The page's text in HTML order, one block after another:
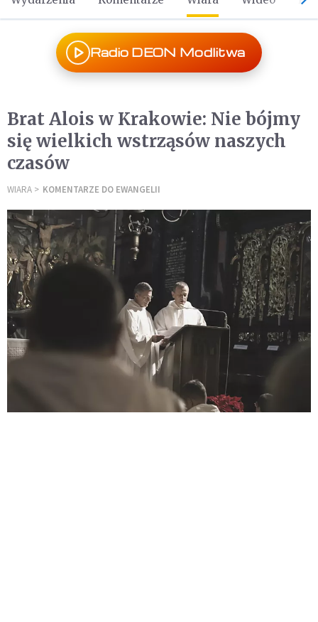
Radio DEON Modlitwa
Brat Alois w Krakowie: Nie bójmy
się wielkich wstrząsów naszych
czasów
WIARA KOMENTARZE DO EWANGELII